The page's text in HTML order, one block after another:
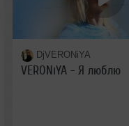
DjVERONiYA
VERONiYA - Я люблю